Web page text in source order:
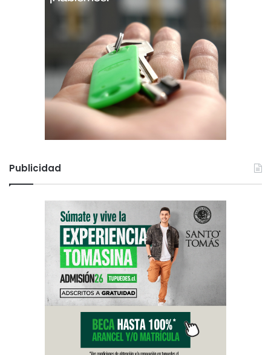
Publicidad